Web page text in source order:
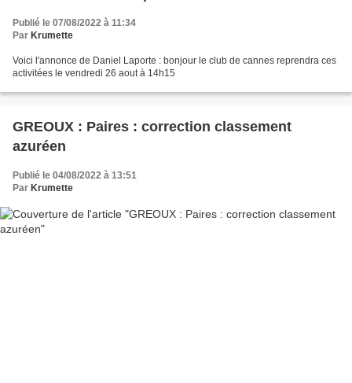
Publié le 07/08/2022 à 11:34
Par Krumette
Voici l'annonce de Daniel Laporte : bonjour le club de cannes reprendra ces
activitées le vendredi 26 aout à 14h15
GREOUX : Paires : correction classement
azuréen
Publié le 04/08/2022 à 13:51
Par Krumette